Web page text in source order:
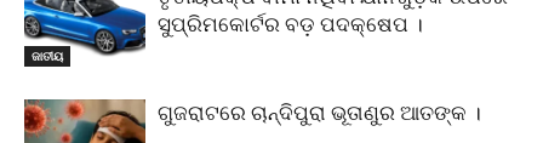
ଜାତୀୟ
ସୁପ୍ରିମକୋର୍ଟର ବଡ଼ ପଦକ୍ଷେପ ।
ଗୁଜରାଟରେ ଚାନ୍ଦିପୁରା ଭୂତାଣୁର ଆତଙ୍କ ।